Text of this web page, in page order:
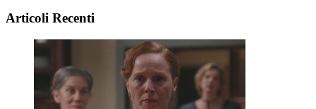
Articoli Recenti